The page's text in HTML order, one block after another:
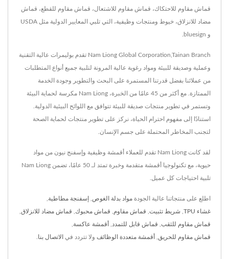
قماش مقاوم للاحتكاك، قماش مقاوم للاشتعال، قماش مقاوم للقطع، قماش
مضاد للانزلاق، خيوط ومنتجات وظيفية، التي تلبي المعايير الدولية مثل USDA
و bluesign.
Nam Liong Global Corporation,Tainan Branch تقدم بوليمرات عالية التقنية
وعملية وصديقة للبيئة ومواد رغوية عالية المرونة لتلبية جميع أنواع المتطلبات
من عملائنا بفضل قدرتنا المستمرة على البحث والتطوير وجودة الخدمة
الممتازة. مع أكثر من 45 عامًا من الخبرة، Nam Liong مكرسة لحماية البيئة
وتستمر في تطوير منتجات صديقة للبيئة تتوافق مع اللوائح البيئية الدولية.
استنادًا إلى مفهوم احترام الحياة، نركز على تطوير منتجات لحماية الصحة
لتجنب المخاطر المحتملة على جسم الإنسان.
لقد كانت Nam Liong تقدم للعملاء أقمشة وظيفية وإسفنج نيون من مواد
حيوية، مع تكنولوجيا أقمشة متقدمة وخبرة تمتد لـ 50 عامًا، تضمن Nam Liong
تلبية احتياجات كل عميل.
اطلع على منتجاتنا عالية الجودة مواد بدلة الغوص إسفنجة مطاطية
غشاء TPU شريط تثبيت قماش مقاوم قماش محبوك قماش مضاد للانزلاق
قماش مقاوم للثقب قماش قابل للتمدد أقمشة عاكسة
قماش مقاوم للحريق أقمشة متعددة الوظائف ولا تتردد في الاتصال بنا